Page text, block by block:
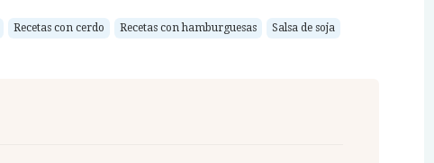
Recetas con cerdo Recetas con hamburguesas Salsa de soja